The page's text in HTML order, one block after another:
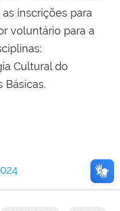
inscrições para
voluntário para a
Cultural do
Básicas.